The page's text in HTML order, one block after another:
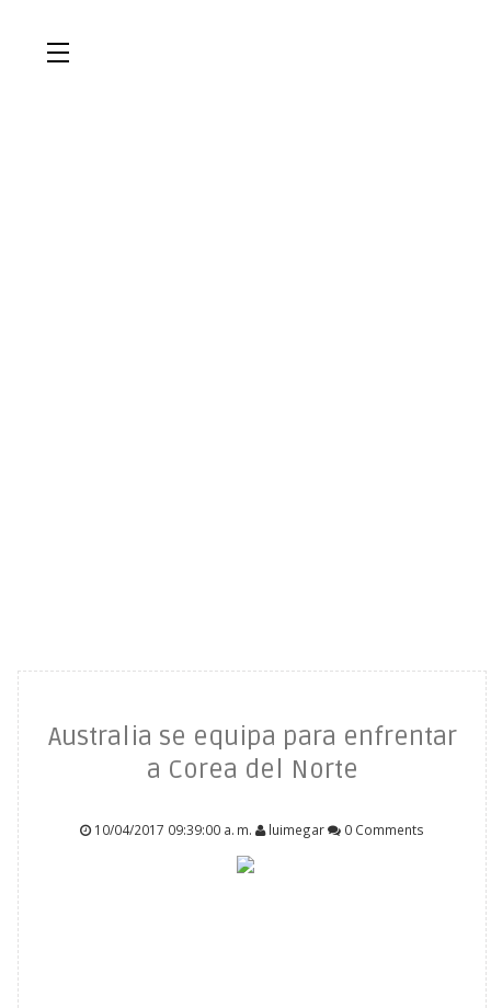
Australia se equipa para enfrentar
a Corea del Norte
10/04/2017 09:39:00 a. m. luimegar 0 Comments